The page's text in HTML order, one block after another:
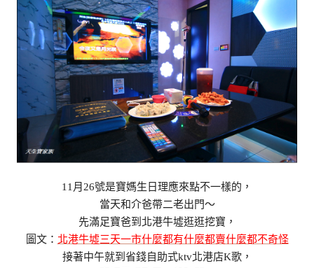
11月26號是寶媽生日理應來點不一樣的，
當天和介爸帶二老出門～
先滿足寶爸到北港牛墟逛逛挖寶，
圖文： 北港牛墟三天一市什麼都有什麼都賣什麼都不奇怪
接著中午就到省錢自助式ktv北港店K歌，